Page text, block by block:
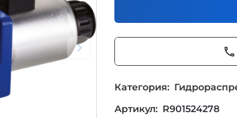
phone
Категория:
Артикул: R901524278